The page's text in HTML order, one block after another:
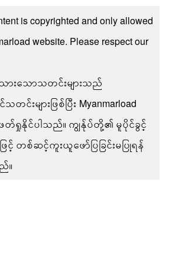
is copyrighted and only allowed
website. Please respect our
သားသောသတင်းများသည်
တင်းများဖြစ်ပြီး Myanmarload
တ်ရှုနိုင်ပါသည်။ ကျွန်ုပ်တို့၏ မူပိုင်ခွင့်
င့် တစ်ဆင့်ကူးယူဖော်ပြခြင်းမပြုရန်
။